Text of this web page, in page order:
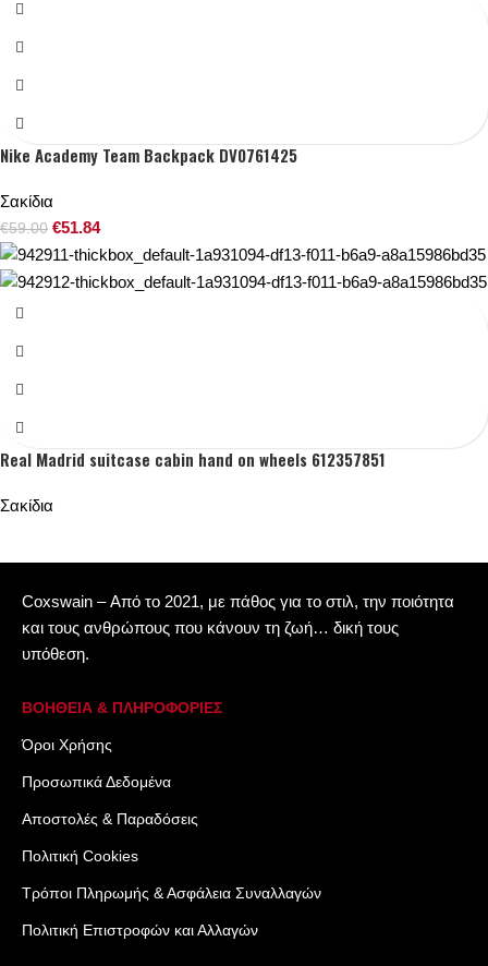
Nike Academy Team Backpack DV0761425
Σακίδια
€59.00 €51.84
Real Madrid suitcase cabin hand on wheels 612357851
Σακίδια
Coxswain – Από το 2021, με πάθος για το στιλ, την ποιότητα
και τους ανθρώπους που κάνουν τη ζωή… δική τους
υπόθεση.
ΒΟΗΘΕΙΑ & ΠΛΗΡΟΦΟΡΙΕΣ
Όροι Xρήσης
Προσωπικά Δεδομένα
Αποστολές & Παραδόσεις
Πολιτική Cookies
Τρόποι Πληρωμής & Ασφάλεια Συναλλαγών
Πολιτική Επιστροφών και Αλλαγών